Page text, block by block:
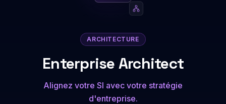
ARCHITECTURE
Enterprise Architect
Alignez votre SI avec votre stratégie
d'entreprise.